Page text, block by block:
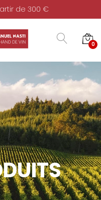
de 300 €
0